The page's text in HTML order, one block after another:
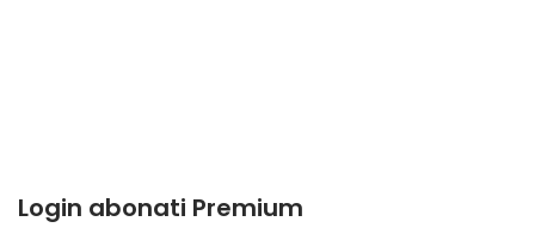
Login abonati Premium